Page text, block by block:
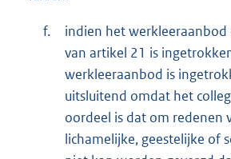
f.
indien het werkleeraanbod
van artikel 21 is
werkleeraanbod is
uitsluitend omdat het
oordeel is dat om redenen
lichamelijke, geestelijke of